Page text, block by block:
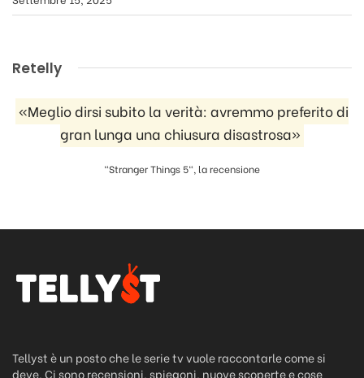
Retelly
«Meglio dirsi subito la verità: avremmo preferito di
gran lunga una chiusura disastrosa»
"Stranger Things 5", la recensione
Tellyst è un posto che le serie tv vuole raccontarle come si
deve. Ci sono recensioni, spiegoni, nuove scoperte e cose